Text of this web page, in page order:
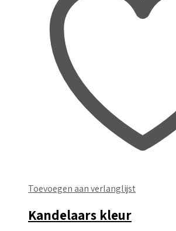
Toevoegen aan verlanglijst
Kandelaars kleur